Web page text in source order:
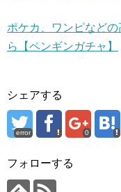
ポケカ、ワンピなど
ら【ペンギンガチャ】
シェアする
error 0
フォローする